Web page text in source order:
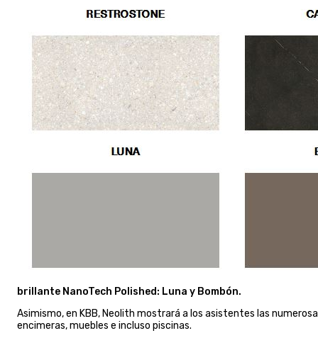
brillante NanoTech Polished: Luna y Bombón.
Asimismo, en KBB, Neolith mostrará a los asistentes las
encimeras, muebles e incluso piscinas.